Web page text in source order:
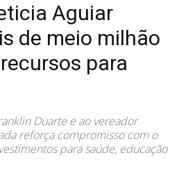
Aguiar
de meio milhão
para
Duarte e ao vereador
reforça compromisso com o
para saúde, educação